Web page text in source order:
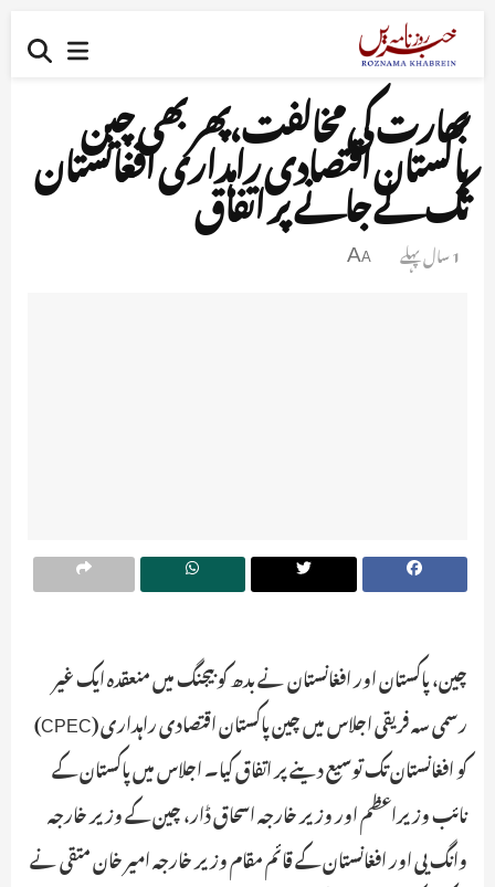
بھارت کی مخالفت،پھر بھی چین
پاکستان اقتصادی راہداری افغانستان
تک لے جانے پر اتفاق
1 سال پہلے A
A
چین، پاکستان اور افغانستان نے بدھ کو بیجنگ میں منعقدہ ایک غیر
رسمی سہ فریقی اجلاس میں چین پاکستان اقتصادی راہداری (CPEC)
کو افغانستان تک توسیع دینے پر اتفاق کیا۔ اجلاس میں پاکستان کے
نائب وزیراعظم اور وزیر خارجہ اسحاق ڈار، چین کے وزیر خارجہ
وانگ یی اور افغانستان کے قائم مقام وزیر خارجہ امیر خان متقی نے